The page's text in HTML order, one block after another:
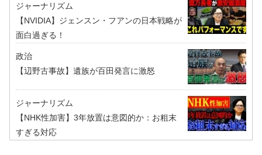
ジャーナリズム
【NVIDIA】ジェンスン・フアンの日本戦略が
面白過ぎる！
政治
【辺野古事故】遺族が百田発言に激怒
ジャーナリズム
【NHK性加害】3年放置は意図的か：お粗末
すぎる対応